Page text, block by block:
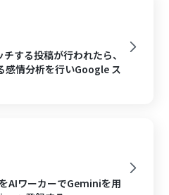
する投稿が行われたら、
情分析を行いGoogle ス
AIワーカーでGeminiを用